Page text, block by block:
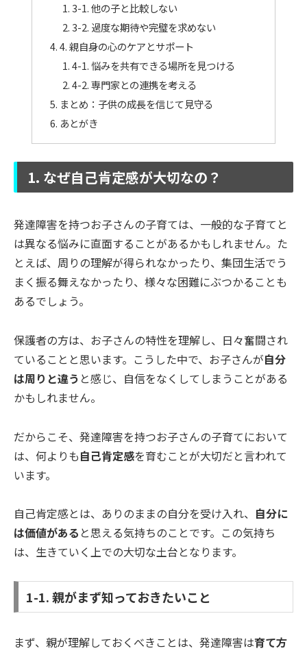
3-1. 他の子と比較しない
3-2. 過度な期待や完璧を求めない
4. 親自身の心のケアとサポート
4-1. 悩みを共有できる場所を見つける
4-2. 専門家との連携を考える
まとめ：子供の成長を信じて見守る
あとがき
1. なぜ自己肯定感が大切なの？
発達障害を持つお子さんの子育ては、一般的な子育てと
は異なる悩みに直面することがあるかもしれません。た
とえば、周りの理解が得られなかったり、集団生活でう
まく振る舞えなかったり、様々な困難にぶつかることも
あるでしょう。
保護者の方は、お子さんの特性を理解し、日々奮闘され
ていることと思います。こうした中で、お子さんが自分
は周りと違う と感じ、自信をなくしてしまうことがある
かもしれません。
だからこそ、発達障害を持つお子さんの子育てにおいて
は、何よりも自己肯定感を育むことが大切だと言われて
います。
自己肯定感とは、ありのままの自分を受け入れ、 自分に
は価値がある と思える気持ちのことです。この気持ち
は、生きていく上での大切な土台となります。
1-1. 親がまず知っておきたいこと
まず、親が理解しておくべきことは、発達障害は育て方